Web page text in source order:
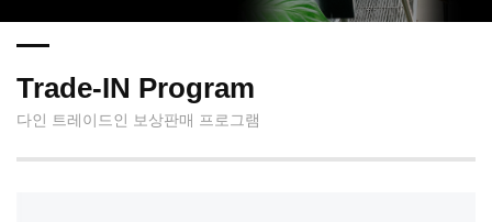
Trade-IN Program
다인 트레이드인 보상판매 프로그램